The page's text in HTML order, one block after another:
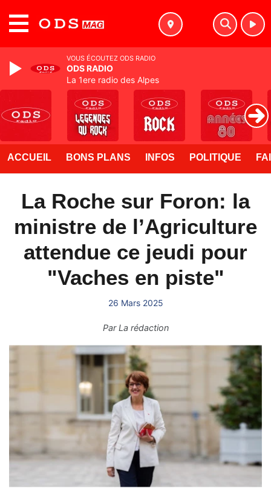
ACCUEIL BONS PLANS INFOS POLITIQUE
La Roche sur Foron: la
ministre de l’Agriculture
attendue ce jeudi pour
"Vaches en piste"
26 Mars 2025
ParLa rédaction
VOUS ÉCOUTEZ ODS RADIO
ODS RADIO
La 1ere radio des Alpes